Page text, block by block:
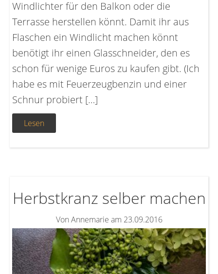
Windlichter für den Balkon oder die
Terrasse herstellen könnt. Damit ihr aus
Flaschen ein Windlicht machen könnt
benötigt ihr einen Glasschneider, den es
schon für wenige Euros zu kaufen gibt. (Ich
habe es mit Feuerzeugbenzin und einer
Schnur probiert […]
Lesen
Herbstkranz selber machen
Von Annemarie am 23.09.2016